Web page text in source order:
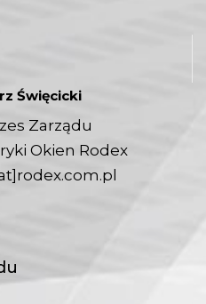
Święcicki
Zarządu
Okien Rodex